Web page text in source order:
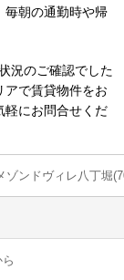
毎朝の通勤時や帰
況のご確認でした
アで賃貸物件をお
軽にお問合せくだ
ゾンドヴィレ八丁堀